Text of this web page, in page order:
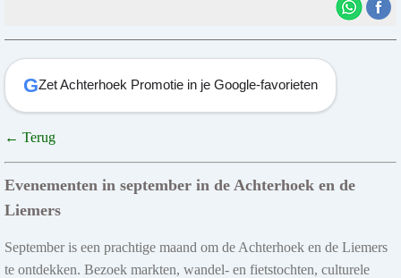
GZet Achterhoek Promotie in je Google-favorieten
← Terug
Evenementen in september in de Achterhoek en de
Liemers
September is een prachtige maand om de Achterhoek en de Liemers
te ontdekken. Bezoek markten, wandel- en fietstochten, culturele